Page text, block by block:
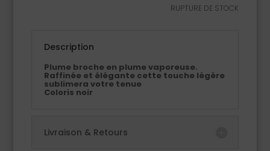
RUPTURE DE STOCK
Description
Plume broche en plume vaporeuse.
Raffinée et élégante cette touche légère
sublimera votre tenue
Coloris noir
Livraison & Retours